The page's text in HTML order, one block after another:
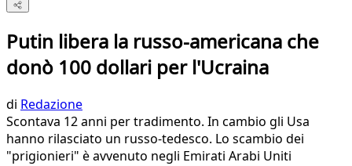
Putin libera la russo-americana che
donò 100 dollari per l'Ucraina
di Redazione
Scontava 12 anni per tradimento. In cambio gli Usa
hanno rilasciato un russo-tedesco. Lo scambio dei
"prigionieri" è avvenuto negli Emirati Arabi Uniti